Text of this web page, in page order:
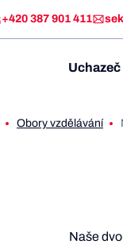
+420 387 901 411
Uchazeč
Obory vzdělávání
Naše